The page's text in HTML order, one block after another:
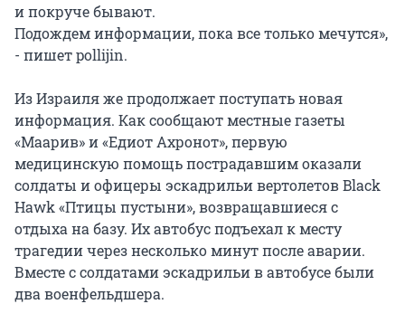
и покруче бывают.
Подождем информации, пока все только мечутся»,
- пишет pollijin.
Из Израиля же продолжает поступать новая
информация. Как сообщают местные газеты
«Маарив» и «Едиот Ахронот», первую
медицинскую помощь пострадавшим оказали
солдаты и офицеры эскадрильи вертолетов Black
Hawk «Птицы пустыни», возвращавшиеся с
отдыха на базу. Их автобус подъехал к месту
трагедии через несколько минут после аварии.
Вместе с солдатами эскадрильи в автобусе были
два военфельдшера.